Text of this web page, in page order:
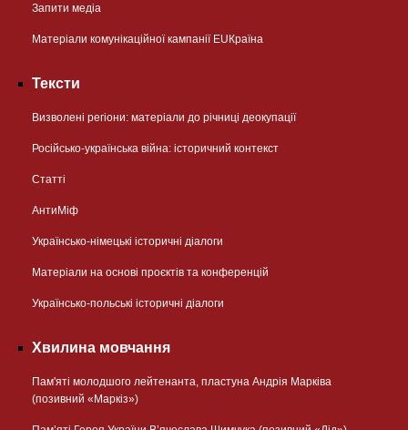
Запити медіа
Матеріали комунікаційної кампанії EUКраїна
Тексти
Визволені регіони: матеріали до річниці деокупації
Російсько-українська війна: історичний контекст
Статті
АнтиМіф
Українсько-німецькі історичні діалоги
Матеріали на основі проєктів та конференцій
Українсько-польські історичні діалоги
Хвилина мовчання
Пам'яті молодшого лейтенанта, пластуна Андрія Марківа
(позивний «Маркіз»)